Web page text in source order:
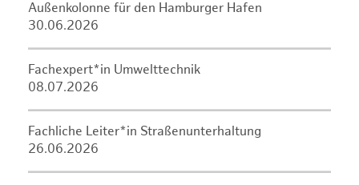
Außenkolonne für den Hamburger Hafen
30.06.2026
Fachexpert*in Umwelttechnik
08.07.2026
Fachliche Leiter*in Straßenunterhaltung
26.06.2026